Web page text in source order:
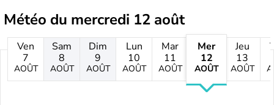
Météo du mercredi 12 août
Ven
7
AOÛT
Sam
8
AOÛT
Dim
9
AOÛT
Lun
10
AOÛT
Mar
11
AOÛT
Mer
12
AOÛT
Jeu
13
AOÛT